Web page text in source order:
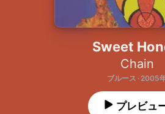
Sweet
Chain
ブルース · 2005
プレビュ